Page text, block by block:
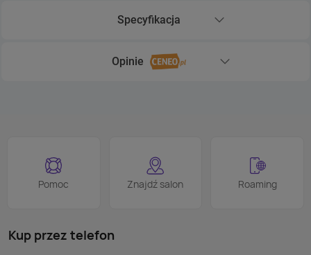
Specyfikacja
Rozwiń sekcję Specyfikacja
Opinie
Rozwiń sekcję Opinie
Pomoc Znajdź salon Roaming
Kup przez telefon